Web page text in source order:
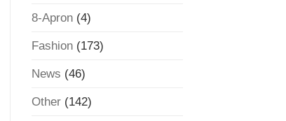
8-Apron(4)
Fashion(173)
News (46)
Other(142)